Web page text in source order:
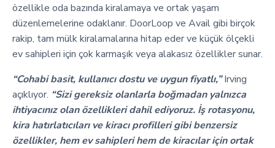
özellikle oda bazında kiralamaya ve ortak yaşam
düzenlemelerine odaklanır. DoorLoop ve Avail gibi birçok
rakip, tam mülk kiralamalarına hitap eder ve küçük ölçekli
ev sahipleri için çok karmaşık veya alakasız özellikler sunar.
“Cohabi basit, kullanıcı dostu ve uygun fiyatlı,”Irving
açıklıyor. “Sizi gereksiz olanlarla boğmadan yalnızca
ihtiyacınız olan özellikleri dahil ediyoruz. İş rotasyonu,
kira hatırlatıcıları ve kiracı profilleri gibi benzersiz
özellikler, hem ev sahipleri hem de kiracılar için ortak